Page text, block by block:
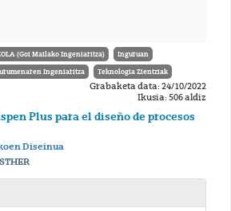
(Goi Mailako Ingeniaritza) Inguruan
Ingeniaritza Teknologia Zientziak
Grabaketa data: 24/10/2022
Ikusia: 506 aldiz
Plus para el diseño de procesos
Diseinua